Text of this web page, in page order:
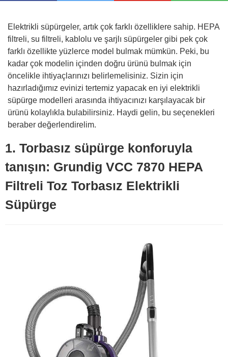
Elektrikli süpürgeler, artık çok farklı özelliklere sahip. HEPA
filtreli, su filtreli, kablolu ve şarjlı süpürgeler gibi pek çok
farklı özellikte yüzlerce model bulmak mümkün. Peki, bu
kadar çok modelin içinden doğru ürünü bulmak için
öncelikle ihtiyaçlarınızı belirlemelisiniz. Sizin için
hazırladığımız evinizi tertemiz yapacak en iyi elektrikli
süpürge modelleri arasında ihtiyacınızı karşılayacak bir
ürünü kolaylıkla bulabilirsiniz. Haydi gelin, bu seçenekleri
beraber değerlendirelim.
1. Torbasız süpürge konforuyla
tanışın: Grundig VCC 7870 HEPA
Filtreli Toz Torbasız Elektrikli
Süpürge